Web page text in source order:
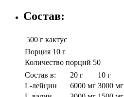
Состав:
500 г кактус
Порция 10 г
Количество порций 50
Состав в:
20 г
10 г
L-лейцин
6000 мг 3000 мг